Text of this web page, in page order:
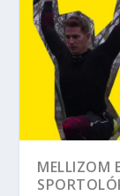
MELLIZOM